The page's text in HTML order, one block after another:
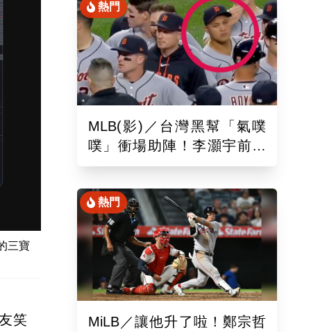
三寶
笑
熱門
MLB(影)／台灣黑幫「氣噗
噗」衝場助陣！李灝宇前輩
遭觸身球「引爆大場面」
熱門
MiLB／讓他升了啦！鄭宗哲